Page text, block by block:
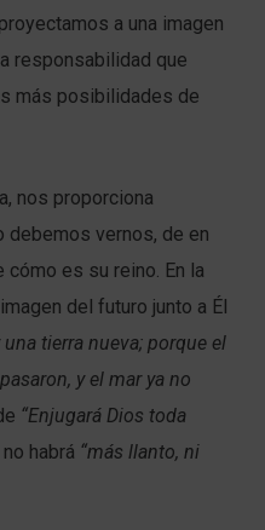
a una imagen
responsabilidad que
más posibilidades de
nos proporciona
debemos vernos, de en
es su reino. En la
del futuro junto a Él
tierra nueva; porque el
y el mar ya no
“Enjugará Dios toda
habrá “más llanto, ni